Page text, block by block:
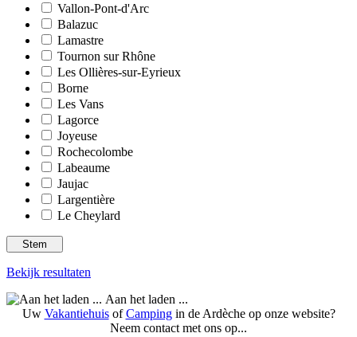
Vallon-Pont-d'Arc
Balazuc
Lamastre
Tournon sur Rhône
Les Ollières-sur-Eyrieux
Borne
Les Vans
Lagorce
Joyeuse
Rochecolombe
Labeaume
Jaujac
Largentière
Le Cheylard
Bekijk resultaten
Aan het laden ...
Uw VakantiehuisofCampingin de Ardèche op onze website?
Neem contact met ons op...